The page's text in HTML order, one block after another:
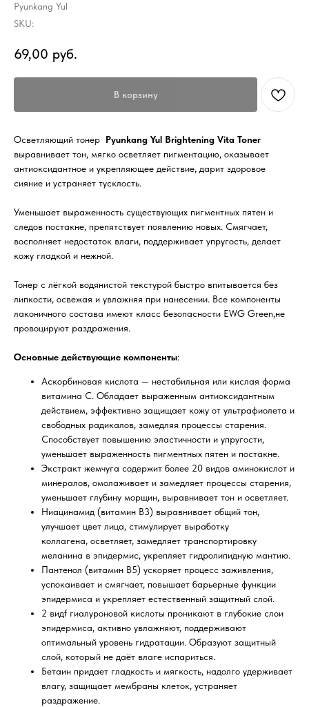
Pyunkang Yul
SKU:
69,00 руб.
В корзину
Осветляющий тонер Pyunkang Yul Brightening Vita Toner
выравнивает тон, мягко осветляет пигментацию, оказывает
антиоксидантное и укрепляющее действие, дарит здоровое
сияние и устраняет тусклость.
Уменьшает выраженность существующих пигментных пятен и
следов постакне, препятствует появлению новых. Смягчает,
восполняет недостаток влаги, поддерживает упругость, делает
кожу гладкой и нежной.
Тонер с лёгкой водянистой текстурой быстро впитывается без
липкости, освежая и увлажняя при нанесении. Все компоненты
лаконичного состава имеют класс безопасности EWG Green,не
провоцируют раздражения.
Основные действующие компоненты:
Аскорбиновая кислота — нестабильная или кислая форма
витамина C. Обладает выраженным антиоксидантным
действием, эффективно защищает кожу от ультрафиолета и
свободных радикалов, замедляя процессы старения.
Способствует повышению эластичности и упругости,
уменьшает выраженность пигментных пятен и постакне.
Экстракт жемчуга содержит более 20 видов аминокислот и
минералов, омолаживает и замедляет процессы старения,
уменьшает глубину морщин, выравнивает тон и осветляет.
Ниацинамид (витамин B3) выравнивает общий тон,
улучшает цвет лица, стимулирует выработку
коллагена, осветляет, замедляет транспортировку
меланина в эпидермис, укрепляет гидролипидную мантию.
Пантенол (витамин B5) ускоряет процесс заживления,
успокаивает и смягчает, повышает барьерные функции
эпидермиса и укрепляет естественный защитный слой.
2 видf гиалуроновой кислоты проникают в глубокие слои
эпидермиса, активно увлажняют, поддерживают
оптимальный уровень гидратации. Образуют защитный
слой, который не даёт влаге испариться.
Бетаин придает гладкость и мягкость, надолго удерживает
влагу, защищает мембраны клеток, устраняет
раздражение.